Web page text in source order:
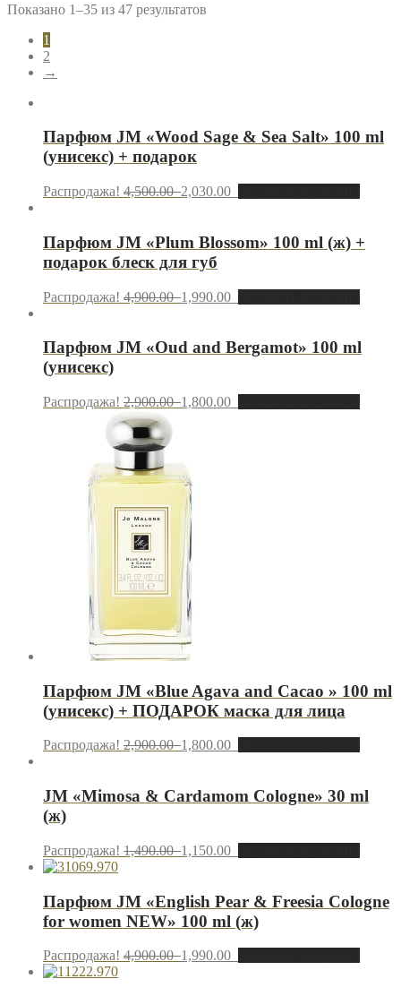
Показано 1–35 из 47 результатов
1
2
→
Парфюм JМ «Wood Sage & Sea Salt» 100 ml
(унисекс) + подарок
Распродажа! 4,500.002,030.00
Парфюм JМ «Plum Blossom» 100 ml (ж) +
подарок блеск для губ
Распродажа! 4,900.001,990.00
Парфюм JМ «Oud and Bergamot» 100 ml
(унисекс)
Распродажа! 2,900.001,800.00
Парфюм JM «Blue Agava and Cacao » 100 ml
(унисекс) + ПОДАРОК маска для лица
Распродажа! 2,900.001,800.00
JM «Mimosa & Cardamom Cologne» 30 ml
(ж)
Распродажа! 1,490.001,150.00
Парфюм JM «English Pear & Freesia Cologne
for women NEW» 100 ml (ж)
Распродажа! 4,900.001,990.00